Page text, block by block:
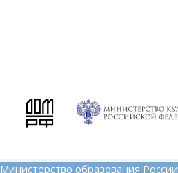
Министерство образования России